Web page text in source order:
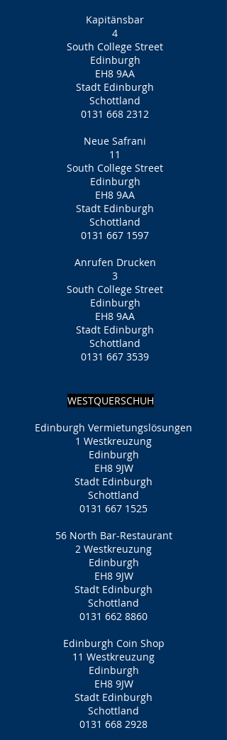
Kapitänsbar
4
South College Street
Edinburgh
EH8 9AA
Stadt Edinburgh
Schottland
0131 668 2312
Neue Safrani
11
South College Street
Edinburgh
EH8 9AA
Stadt Edinburgh
Schottland
0131 667 1597
Anrufen Drucken
3
South College Street
Edinburgh
EH8 9AA
Stadt Edinburgh
Schottland
0131 667 3539
WESTQUERSCHUH
Edinburgh Vermietungslösungen
1 Westkreuzung
Edinburgh
EH8 9JW
Stadt Edinburgh
Schottland
0131 667 1525
56 North Bar-Restaurant
2 Westkreuzung
Edinburgh
EH8 9JW
Stadt Edinburgh
Schottland
0131 662 8860
Edinburgh Coin Shop
11 Westkreuzung
Edinburgh
EH8 9JW
Stadt Edinburgh
Schottland
0131 668 2928